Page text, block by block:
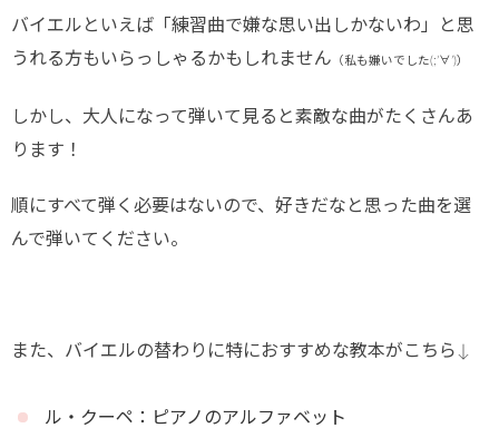
バイエルといえば「練習曲で嫌な思い出しかないわ」と思
うれる方もいらっしゃるかもしれません （私も嫌いでした(;’∀’)）
しかし、大人になって弾いて見ると素敵な曲がたくさんあ
ります！
順にすべて弾く必要はないので、好きだなと思った曲を選
んで弾いてください。
また、バイエルの替わりに特におすすめな教本がこちら↓
ル・クーペ：ピアノのアルファベット